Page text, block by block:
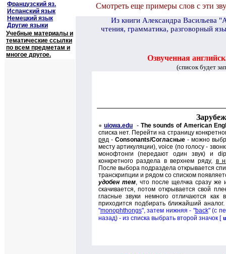
Смотреть еще примеры слов с эти
Из книги Александра Васильева
чтения, грамматика, разговорный
Озвученная
(список будет
● uiowa.edu - The sounds of American
списка нет. Перейти на страницу
ряд- Consonants/Согласные - можно
месту артикуляции),voice (по голосу -
монофтонги (передают один звук) и
конкретного раздела в верхнем ряду, в
После выбора подраздела открывается
транскрипции и рядом со списком
удобен тем, что после щелчка сразу же
скачивается, потом открывается свой
гласные звуки немного отличаются
приходится подбирать ближайший аналог.
"monophthongs", затем нижняя - "back" (с
назад) - из списка выбрать второй значок [ u
Французский яз.
Испанский язык
Немецкий язык
Другие языки
Учебные материалы и
тематические ссылки
по всем предметам и
многое другое.